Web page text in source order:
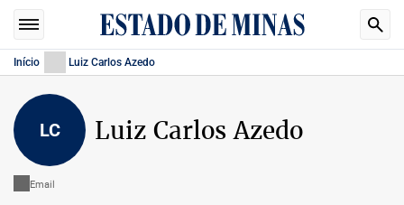
Início Luiz Carlos Azedo
LC Luiz Carlos Azedo
Email